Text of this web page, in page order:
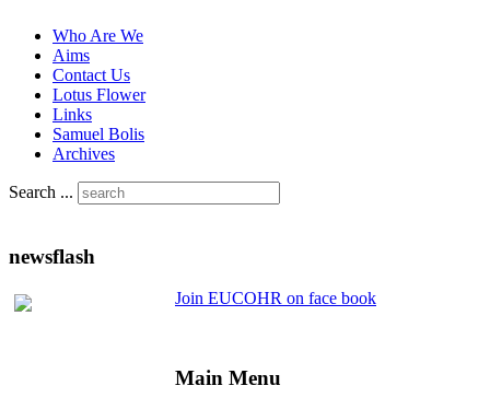
Who Are We
Aims
Contact Us
Lotus Flower
Links
Samuel Bolis
Archives
Search ...
newsflash
Join EUCOHR on face book
Main Menu